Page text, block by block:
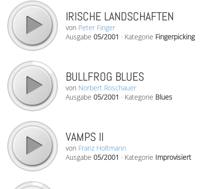
IRISCHE LANDSCHAFTEN
von Peter Finger
Ausgabe 05/2001 · Kategorie Fingerpicking
BULLFROG BLUES
von Norbert Roschauer
Ausgabe 05/2001 · Kategorie Blues
VAMPS II
von Franz Holtmann
Ausgabe 05/2001 · Kategorie Improvisiert